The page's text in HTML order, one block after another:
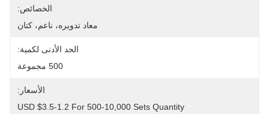
الخصائص:
معاد تدويره، ناعم، كتان
الحد الأدنى لكمية:
500 مجموعة
الأسعار:
USD $3.5-1.2 For 500-10,000 Sets Quantity